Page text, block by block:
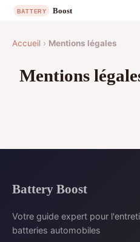
Accueil › Mentions légales
Mentions
Battery Boost
Votre guide expert pour
batteries automobiles